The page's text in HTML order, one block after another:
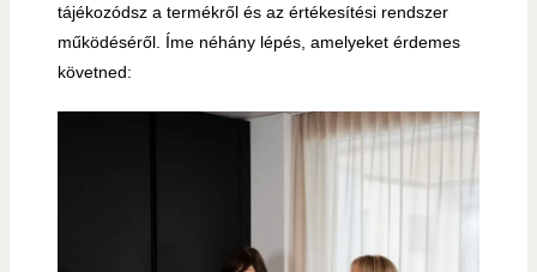
tájékozódsz a termékről és az értékesítési rendszer
működéséről. Íme néhány lépés, amelyeket érdemes
követned: